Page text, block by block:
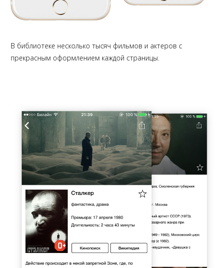
В библиотеке несколько тысяч фильмов и актеров с
прекрасным оформлением каждой страницы.